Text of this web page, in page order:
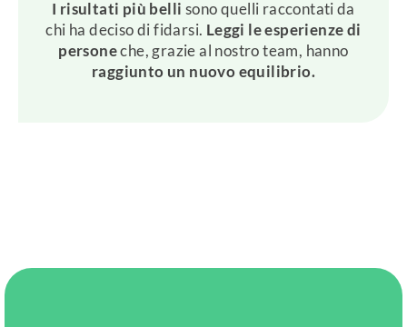
I risultati più belli sono quelli raccontati da
chi ha deciso di fidarsi. Leggi le esperienze di
personeche, grazie al nostro team, hanno
raggiunto un nuovo equilibrio.